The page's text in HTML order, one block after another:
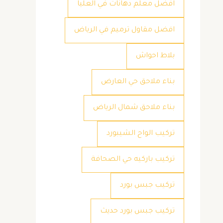
افضل معلم دهانات في العليا
افضل مقاول ترميم في الرياض
بلاط احواش
بناء ملاحق حي العارض
بناء ملاحق شمال الرياض
تركيب الواح الشيبورد
تركيب باركيه حي الصحافة
تركيب جبس بورد
تركيب جبس بورد حديث